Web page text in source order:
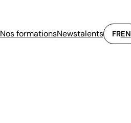
Nos formationsNewstalents FREN